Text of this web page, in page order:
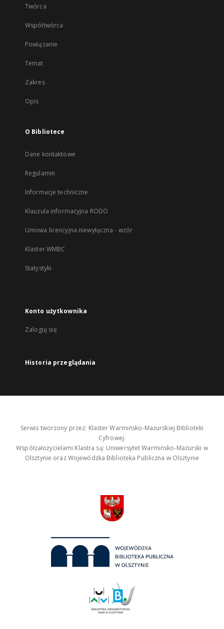
Twórca
Współtwórca
Powiązanie
Temat
Zakres
Opis
O Bibliotece
Dane kontaktowe
Regulamin
Informacje techniczne
Klauzula informacyjna RODO
Umowa licencyjna niewyłączna - wzór
Klaster WMBC
Statystyki
Konto użytkownika
Zaloguj się
Historia przeglądania
Serwis tworzony przez: Klaster Warmińsko-Mazurskiej Biblioteki
Cyfrowej.
Współzałożycielami Klastra są: Uniwersytet Warmińsko-Mazurski w
Olsztynie oraz Wojewódzka Biblioteka Publiczna w Olsztynie